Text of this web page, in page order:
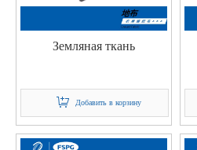
Земляная ткань
Добавить в корзину